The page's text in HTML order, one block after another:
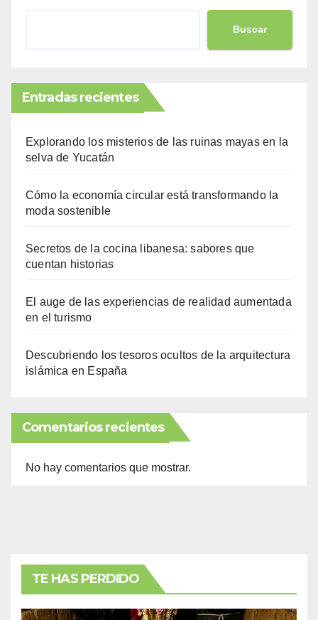
Buscar
Entradas recientes
Explorando los misterios de las ruinas mayas en la
selva de Yucatán
Cómo la economía circular está transformando la
moda sostenible
Secretos de la cocina libanesa: sabores que
cuentan historias
El auge de las experiencias de realidad aumentada
en el turismo
Descubriendo los tesoros ocultos de la arquitectura
islámica en España
Comentarios recientes
No hay comentarios que mostrar.
TE HAS PERDIDO